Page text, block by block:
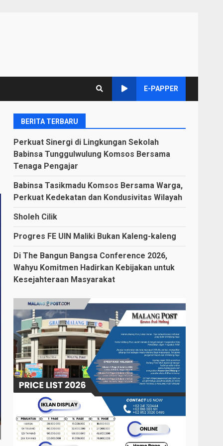
E-PAPPER
BERITA TERBARU
Perkuat Sinergi di Lingkungan Sekolah
Babinsa Tunggulwulung Komsos Bersama
Tenaga Pengajar
Babinsa Tasikmadu Komsos Bersama Warga,
Perkuat Kedekatan dan Kondusivitas Wilayah
Sholeh Cilik
Progres FE UIN Maliki Bukan Kaleng-kaleng
Di The Bangun Bangsa Conference 2026,
Wahyu Komitmen Hadirkan Kebijakan untuk
Kesejahteraan Masyarakat